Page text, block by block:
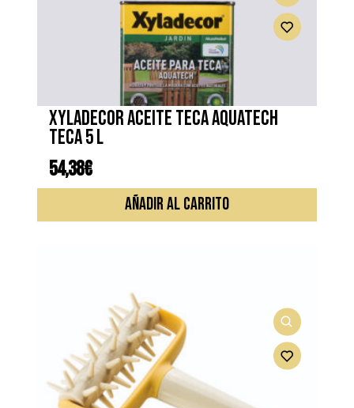
XYLADECOR ACEITE TECA AQUATECH
TECA 5 L
54,38€
AÑADIR AL CARRITO